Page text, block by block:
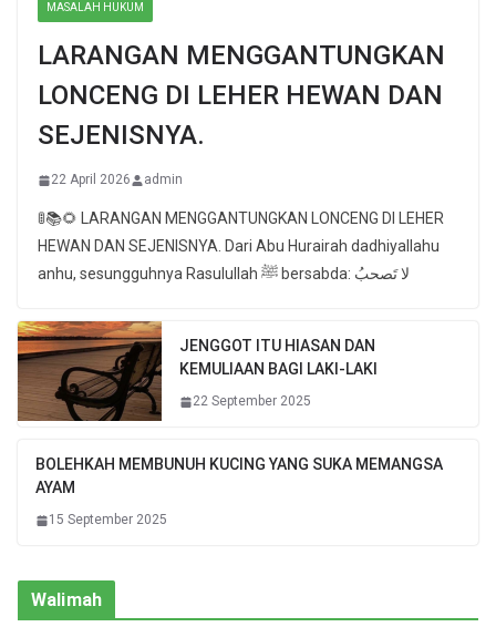
MASALAH HUKUM
LARANGAN MENGGANTUNGKAN
LONCENG DI LEHER HEWAN DAN
SEJENISNYA.
22 April 2026 admin
🚦📚🌻 LARANGAN MENGGANTUNGKAN LONCENG DI LEHER
HEWAN DAN SEJENISNYA. Dari Abu Hurairah dadhiyallahu
anhu, sesungguhnya Rasulullah ﷺ bersabda: لا تَصحبُ
JENGGOT ITU HIASAN DAN
KEMULIAAN BAGI LAKI-LAKI
22 September 2025
BOLEHKAH MEMBUNUH KUCING YANG SUKA MEMANGSA
AYAM
15 September 2025
Walimah